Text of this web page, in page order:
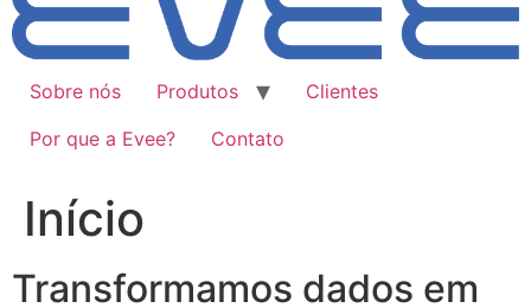
Sobre nós Produtos
Clientes
Por que a Evee?
Contato
Início
Transformamos dados em